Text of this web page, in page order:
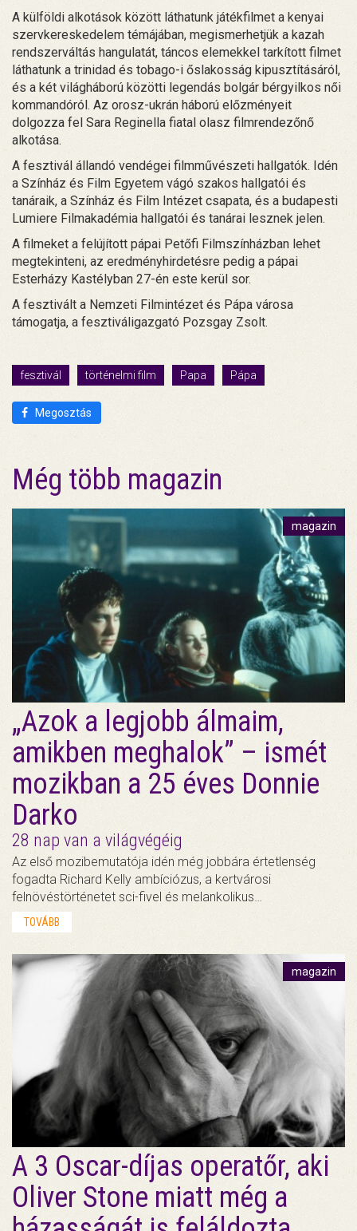
A külföldi alkotások között láthatunk játékfilmet a kenyai
szervkereskedelem témájában, megismerhetjük a kazah
rendszerváltás hangulatát, táncos elemekkel tarkított filmet
láthatunk a trinidad és tobago-i őslakosság kipusztításáról,
és a két világháború közötti legendás bolgár bérgyilkos női
kommandóról. Az orosz-ukrán háború előzményeit
dolgozza fel Sara Reginella fiatal olasz filmrendezőnő
alkotása.
A fesztivál állandó vendégei filmművészeti hallgatók. Idén
a Színház és Film Egyetem vágó szakos hallgatói és
tanáraik, a Színház és Film Intézet csapata, és a budapesti
Lumiere Filmakadémia hallgatói és tanárai lesznek jelen.
A filmeket a felújított pápai Petőfi Filmszínházban lehet
megtekinteni, az eredményhirdetésre pedig a pápai
Esterházy Kastélyban 27-én este kerül sor.
A fesztivált a Nemzeti Filmintézet és Pápa városa
támogatja, a fesztiváligazgató Pozsgay Zsolt.
fesztivál történelmi film Papa Pápa
Megosztás
Még több magazin
magazin
„Azok a legjobb álmaim,
amikben meghalok” – ismét
mozikban a 25 éves Donnie
Darko
28 nap van a világvégéig
Az első mozibemutatója idén még jobbára értetlenség
fogadta Richard Kelly ambíciózus, a kertvárosi
felnövéstörténetet sci-fivel és melankolikus…
TOVÁBB
magazin
A 3 Oscar-díjas operatőr, aki
Oliver Stone miatt még a